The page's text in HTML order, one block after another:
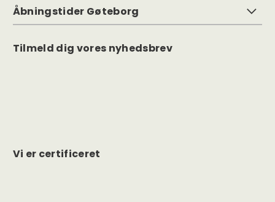
Åbningstider Gøteborg
Tilmeld dig vores nyhedsbrev
Vi er certificeret